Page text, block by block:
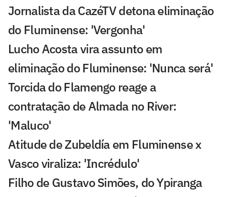
Jornalista da CazéTV detona eliminação
do Fluminense: 'Vergonha'
Lucho Acosta vira assunto em
eliminação do Fluminense: 'Nunca será'
Torcida do Flamengo reage a
contratação de Almada no River:
'Maluco'
Atitude de Zubeldía em Fluminense x
Vasco viraliza: 'Incrédulo'
Filho de Gustavo Simões, do Ypiranga